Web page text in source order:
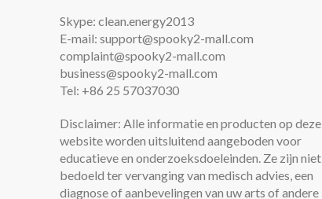
Skype: clean.energy2013
E-mail: support@spooky2-mall.com
complaint@spooky2-mall.com
business@spooky2-mall.com
Tel: +86 25 57037030
Disclaimer: Alle informatie en producten op deze
website worden uitsluitend aangeboden voor
educatieve en onderzoeksdoeleinden. Ze zijn niet
bedoeld ter vervanging van medisch advies, een
diagnose of aanbevelingen van uw arts of andere